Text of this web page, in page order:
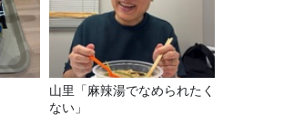
山里「麻辣湯でなめられたく
ない」